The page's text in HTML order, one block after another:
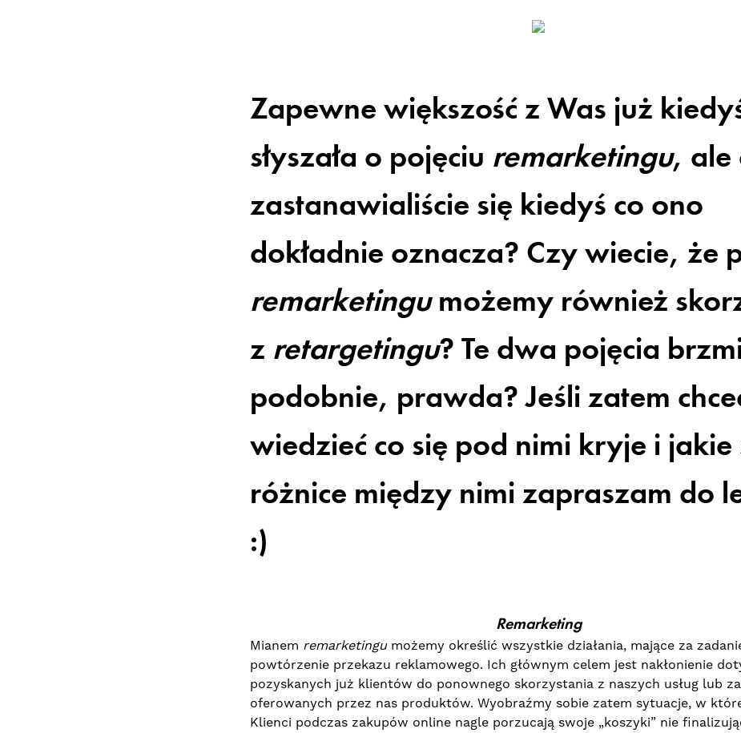
Zapewne większość z Was już
słyszała o pojęciu remarketingu, ale
zastanawialiście się kiedyś co ono
dokładnie oznacza? Czy wiecie, że
remarketingumożemy również
z retargetingu? Te dwa pojęcia
podobnie, prawda? Jeśli zatem
wiedzieć co się pod nimi kryje i jakie
różnice między nimi zapraszam do
:)
Remarketing
Mianem remarketingumożemy określić wszystkie działania, mające za
powtórzenie przekazu reklamowego. Ich głównym celem jest nakłonienie
pozyskanych już klientów do ponownego skorzystania z naszych usług lub
oferowanych przez nas produktów. Wyobraźmy sobie zatem sytuacje, w
Klienci podczas zakupów online nagle porzucają swoje „koszyki” nie